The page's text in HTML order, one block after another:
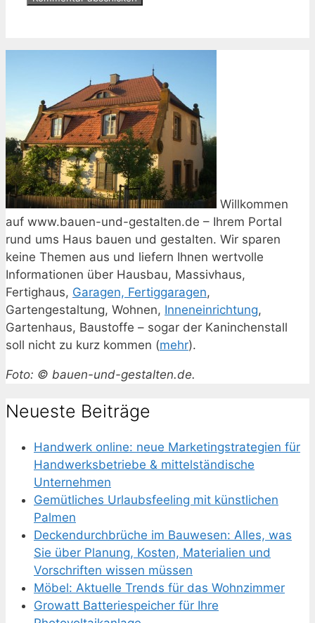
Willkommen
auf www.bauen-und-gestalten.de – Ihrem Portal
rund ums Haus bauen und gestalten. Wir sparen
keine Themen aus und liefern Ihnen wertvolle
Informationen über Hausbau, Massivhaus,
Fertighaus, Garagen, Fertiggaragen,
Gartengestaltung, Wohnen, Inneneinrichtung,
Gartenhaus, Baustoffe – sogar der Kaninchenstall
soll nicht zu kurz kommen (mehr).
Foto: © bauen-und-gestalten.de.
Neueste Beiträge
Handwerk online: neue Marketingstrategien für
Handwerksbetriebe & mittelständische
Unternehmen
Gemütliches Urlaubsfeeling mit künstlichen
Palmen
Deckendurchbrüche im Bauwesen: Alles, was
Sie über Planung, Kosten, Materialien und
Vorschriften wissen müssen
Möbel: Aktuelle Trends für das Wohnzimmer
Growatt Batteriespeicher für Ihre